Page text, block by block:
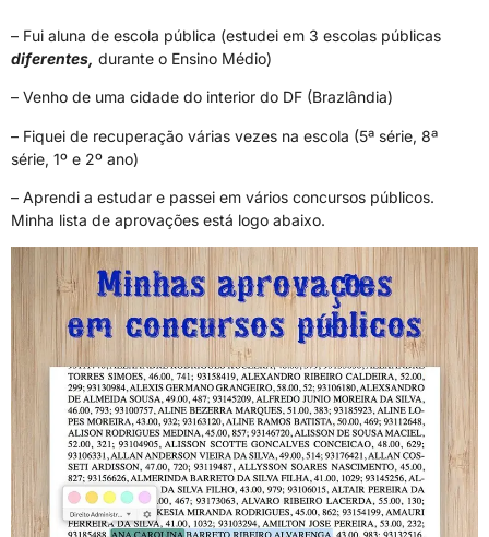
– Fui aluna de escola pública (estudei em 3 escolas públicas
diferentes, durante o Ensino Médio)
– Venho de uma cidade do interior do DF (Brazlândia)
– Fiquei de recuperação várias vezes na escola (5ª série, 8ª
série, 1º e 2º ano)
– Aprendi a estudar e passei em vários concursos públicos.
Minha lista de aprovações está logo abaixo.